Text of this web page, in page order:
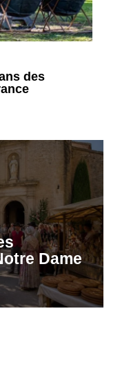
des
Dame